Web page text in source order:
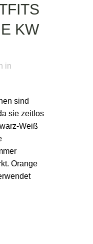
KW
in
sind
sie zeitlos
Weiß
Orange